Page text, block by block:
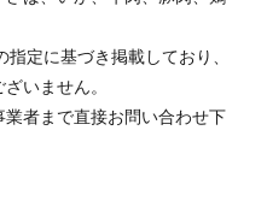
定に基づき掲載しており、
いません。
者まで直接お問い合わせ下